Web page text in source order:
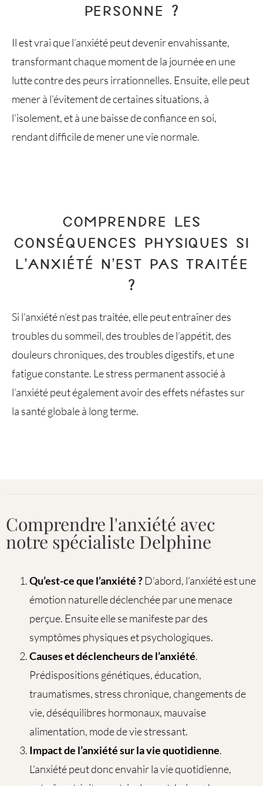
PERSONNE ?
Il est vrai que l’anxiété peut devenir envahissante,
transformant chaque moment de la journée en une
lutte contre des peurs irrationnelles. Ensuite, elle peut
mener à l’évitement de certaines situations, à
l’isolement, et à une baisse de confiance en soi,
rendant difficile de mener une vie normale.
COMPRENDRE LES
CONSÉQUENCES PHYSIQUES SI
L’ANXIÉTÉ N’EST PAS TRAITÉE
?
Si l’anxiété n’est pas traitée, elle peut entraîner des
troubles du sommeil, des troubles de l’appétit, des
douleurs chroniques, des troubles digestifs, et une
fatigue constante. Le stress permanent associé à
l’anxiété peut également avoir des effets néfastes sur
la santé globale à long terme.
Comprendre l'anxiété avec
notre spécialiste Delphine
Qu’est-ce que l’anxiété ?D’abord, l’anxiété est une
émotion naturelle déclenchée par une menace
perçue. Ensuite elle se manifeste par des
symptômes physiques et psychologiques.
Causes et déclencheurs de l’anxiété.
Prédispositions génétiques, éducation,
traumatismes, stress chronique, changements de
vie, déséquilibres hormonaux, mauvaise
alimentation, mode de vie stressant.
Impact de l’anxiété sur la vie quotidienne.
L’anxiété peut donc envahir la vie quotidienne,